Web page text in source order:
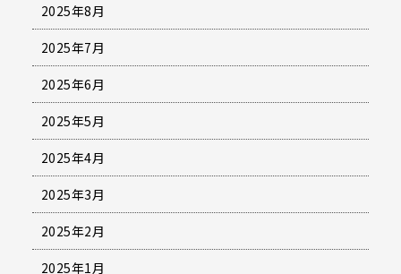
2025年8月
2025年7月
2025年6月
2025年5月
2025年4月
2025年3月
2025年2月
2025年1月